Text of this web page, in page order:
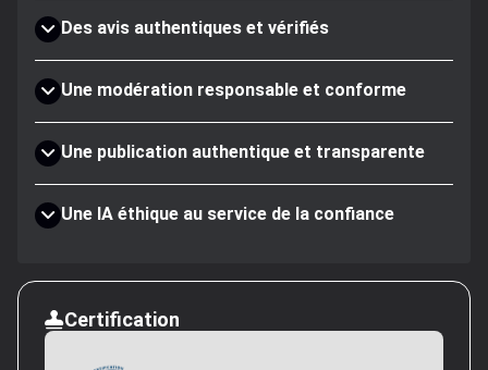
Des avis authentiques et vérifiés
Une modération responsable et conforme
Une publication authentique et transparente
Une IA éthique au service de la confiance
Certification